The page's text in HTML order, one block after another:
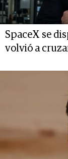
SpaceX se
volvió a